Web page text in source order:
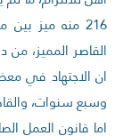
216 منه ميز
القاصر المميز،
ان الاجتهاد في
وسبع سنوات، والقاصر